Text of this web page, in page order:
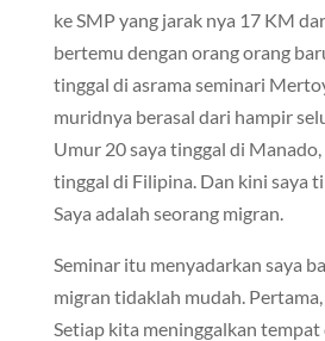
ke SMP yang jarak nya 17 KM
bertemu dengan orang orang
tinggal di asrama seminari
muridnya berasal dari hampir
Umur 20 saya tinggal di
tinggal di Filipina. Dan kini saya
Saya adalah seorang migran.
Seminar itu menyadarkan saya
migran tidaklah mudah. Pertama,
Setiap kita meninggalkan